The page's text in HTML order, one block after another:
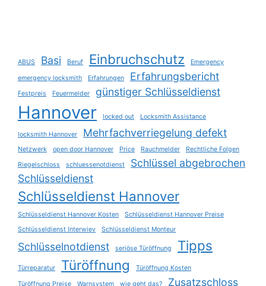
ABUS Basi Beruf Einbruchschutz Emergency
emergency locksmith Erfahrungen Erfahrungsbericht
Festpreis Feuermelder günstiger Schlüsseldienst
Hannover locked out Locksmith Assistance
locksmith Hannover Mehrfachverriegelung defekt
Netzwerk open door Hannover Price Rauchmelder
Rechtliche Folgen
Riegelschloss
schluessenotdienst
Schlüssel abgebrochen
Schlüsseldienst
Schlüsseldienst Hannover
Schlüsseldienst Hannover Kosten
Schlüsseldienst Hannover Preise
Schlüsseldienst Interwiev
Schlüsseldienst Monteur
Schlüsselnotdienst seriöse Türöffnung Tipps
Türreparatur Türöffnung Türöffnung Kosten
Türöffnung Preise Warnsystem wie geht das? Zusatzschloss